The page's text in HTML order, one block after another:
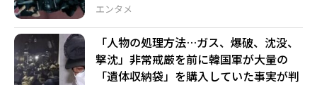
エンタメ
「人物の処理方法…ガス、爆破、沈没、
撃沈」非常戒厳を前に韓国軍が大量の
「遺体収納袋」を購入していた事実が判